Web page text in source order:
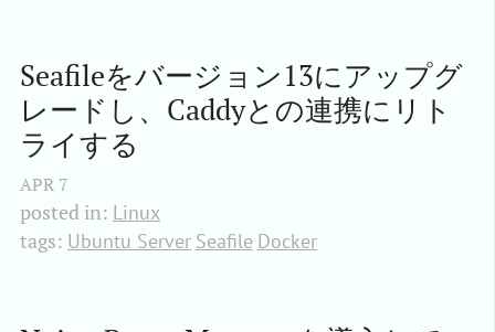
Seafileをバージョン13にアップグ
レードし、Caddyとの連携にリト
ライする
APR 7
posted in: Linux
tags: Ubuntu Server Seafile Docker